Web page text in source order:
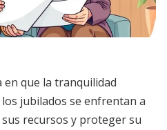
en que la tranquilidad
jubilados se enfrentan a
recursos y proteger su